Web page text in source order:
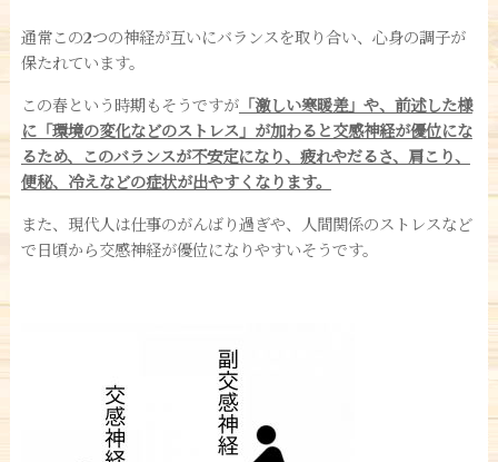
通常この2つの神経が互いにバランスを取り合い、心身の調子が
保たれています。
この春という時期もそうですが「激しい寒暖差」や、前述した様
に「環境の変化などのストレス」が加わると交感神経が優位にな
るため、このバランスが不安定になり、疲れやだるさ、肩こり、
便秘、冷えなどの症状が出やすくなります。
また、現代人は仕事のがんばり過ぎや、人間関係のストレスなど
で日頃から交感神経が優位になりやすいそうです。